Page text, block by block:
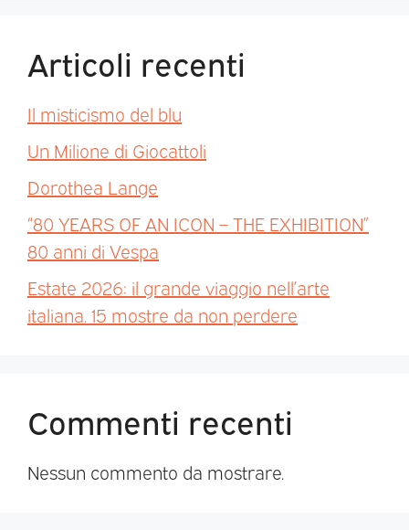
Articoli recenti
Il misticismo del blu
Un Milione di Giocattoli
Dorothea Lange
“80 YEARS OF AN ICON – THE EXHIBITION”
80 anni di Vespa
Estate 2026: il grande viaggio nell’arte
italiana. 15 mostre da non perdere
Commenti recenti
Nessun commento da mostrare.